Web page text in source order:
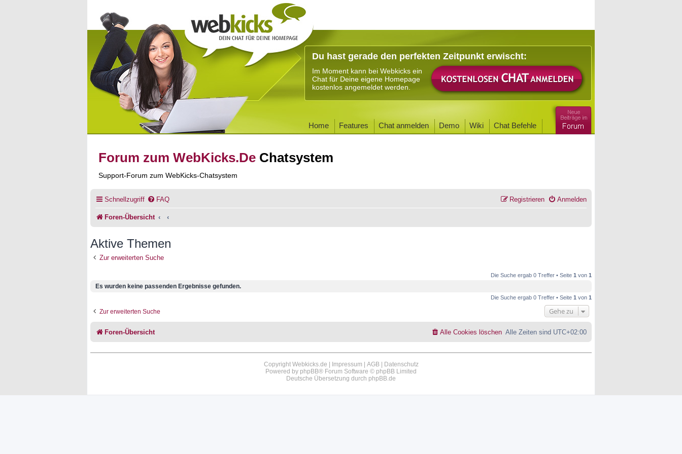
Du hast gerade den perfekten Zeitpunkt erwischt:
Im Moment kann bei Webkicks ein
Chat für Deine eigene Homepage
kostenlos angemeldet werden.
Home Features Chat anmelden Demo Wiki Chat Befehle
Forum zum WebKicks.De Chatsystem
Support-Forum zum WebKicks-Chatsystem
Schnellzugriff FAQ Anmelden
Registrieren
Foren-Übersicht
Aktive Themen
Zur erweiterten Suche
Die Suche ergab 0 Treffer • Seite 1 von 1
Es wurden keine passenden Ergebnisse gefunden.
Die Suche ergab 0 Treffer • Seite 1 von 1
Zur erweiterten Suche Gehe zu
Foren-Übersicht Alle Zeiten sind UTC+02:00
Alle Cookies löschen
Copyright Webkicks.de | Impressum | AGB| Datenschutz
Powered by phpBB® Forum Software © phpBB Limited
Deutsche Übersetzung durch phpBB.de